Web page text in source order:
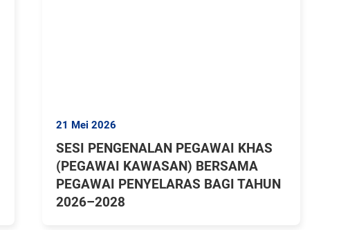
21 Mei 2026
SESI PENGENALAN PEGAWAI KHAS
(PEGAWAI KAWASAN) BERSAMA
PEGAWAI PENYELARAS BAGI TAHUN
2026–2028